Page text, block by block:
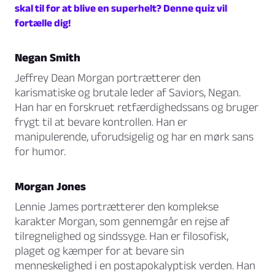
skal til for at blive en superhelt? Denne quiz vil
fortælle dig!
Negan Smith
Jeffrey Dean Morgan portrætterer den
karismatiske og brutale leder af Saviors, Negan.
Han har en forskruet retfærdighedssans og bruger
frygt til at bevare kontrollen. Han er
manipulerende, uforudsigelig og har en mørk sans
for humor.
Morgan Jones
Lennie James portrætterer den komplekse
karakter Morgan, som gennemgår en rejse af
tilregnelighed og sindssyge. Han er filosofisk,
plaget og kæmper for at bevare sin
menneskelighed i en postapokalyptisk verden. Han